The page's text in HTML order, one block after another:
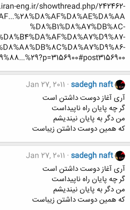
eng.ir/showthread.php/242462-
%D8%B1%D8%A7%DB%8C-
sadegh naft
Jan 27, 2011
آری آغاز دوست داشتن است
گر چه پایان راه ناپیداست
من دگر به پایان نیندیشم
که همین دوست داشتن زیباست
sadegh naft
Jan 27, 2011
آری آغاز دوست داشتن است
گر چه پایان راه ناپیداست
من دگر به پایان نیندیشم
که همین دوست داشتن زیباست